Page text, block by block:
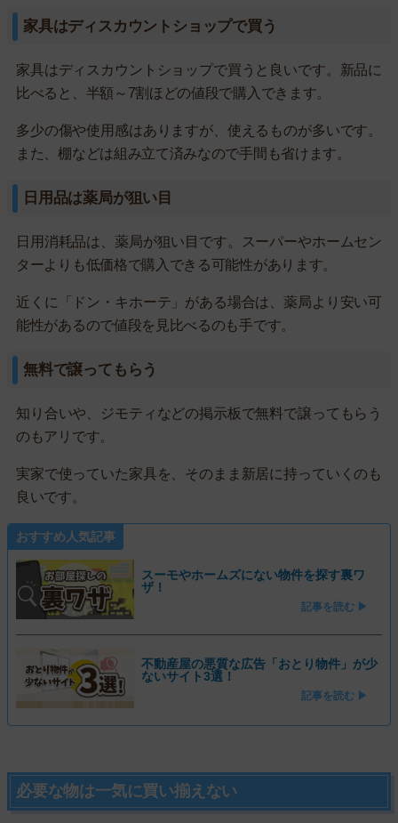
家具はディスカウントショップで買う
家具はディスカウントショップで買うと良いです。新品に
比べると、半額～7割ほどの値段で購入できます。
多少の傷や使用感はありますが、使えるものが多いです。
また、棚などは組み立て済みなので手間も省けます。
日用品は薬局が狙い目
日用消耗品は、薬局が狙い目です。スーパーやホームセン
ターよりも低価格で購入できる可能性があります。
近くに「ドン・キホーテ」がある場合は、薬局より安い可
能性があるので値段を見比べるのも手です。
無料で譲ってもらう
知り合いや、ジモティなどの掲示板で無料で譲ってもらう
のもアリです。
実家で使っていた家具を、そのまま新居に持っていくのも
良いです。
おすすめ人気記事
スーモやホームズにない物件を探す裏ワ
ザ！
記事を読む ▶
不動産屋の悪質な広告「おとり物件」が少
ないサイト3選！
記事を読む ▶
必要な物は一気に買い揃えない